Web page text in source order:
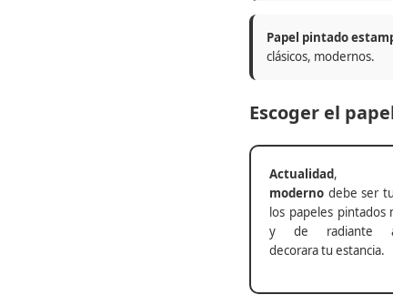
Papel pintado
clásicos, modernos.
Escoger el
Actualidad,
moderno debe ser
los papeles pintados
y de radiante
decorara tu estancia.